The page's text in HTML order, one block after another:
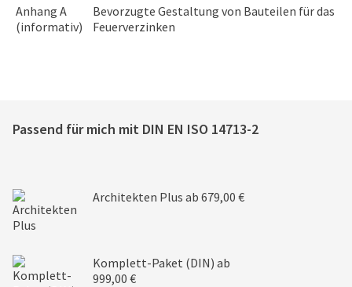
Anhang A
(informativ)
Bevorzugte Gestaltung von Bauteilen für das
Feuerverzinken
Passend für mich mit DIN EN ISO 14713-2
Architekten Plus ab 679,00 €
Komplett-Paket (DIN) ab
999,00 €